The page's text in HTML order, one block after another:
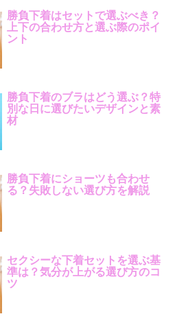
勝負下着はセットで選ぶべき？
上下の合わせ方と選ぶ際のポイ
ント
勝負下着のブラはどう選ぶ？特
別な日に選びたいデザインと素
材
勝負下着にショーツも合わせ
る？失敗しない選び方を解説
セクシーな下着セットを選ぶ基
準は？気分が上がる選び方のコ
ツ